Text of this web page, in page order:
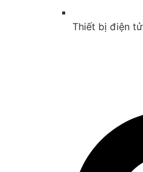
Thiết bị điện tử